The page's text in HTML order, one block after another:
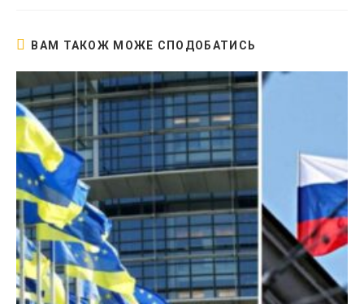
ВАМ ТАКОЖ МОЖЕ СПОДОБАТИСЬ